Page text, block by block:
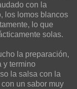
con la
los lomos blancos
lo que
solas.
la preparación,
y termino
la salsa con la
un sabor muy